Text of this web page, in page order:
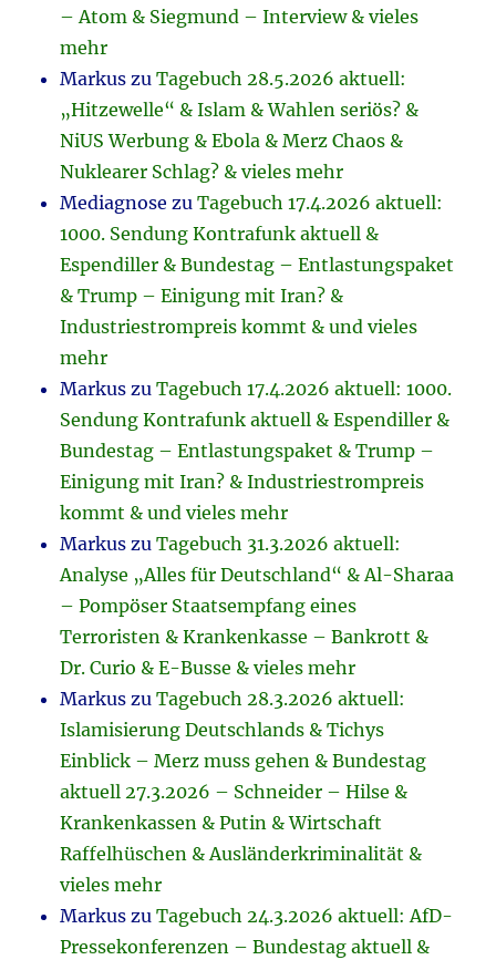
– Atom & Siegmund – Interview & vieles
mehr
Markus zuTagebuch 28.5.2026 aktuell:
„Hitzewelle“ & Islam & Wahlen seriös? &
NiUS Werbung & Ebola & Merz Chaos &
Nuklearer Schlag? & vieles mehr
Mediagnose zuTagebuch 17.4.2026 aktuell:
1000. Sendung Kontrafunk aktuell &
Espendiller & Bundestag – Entlastungspaket
& Trump – Einigung mit Iran? &
Industriestrompreis kommt & und vieles
mehr
Markus zuTagebuch 17.4.2026 aktuell: 1000.
Sendung Kontrafunk aktuell & Espendiller &
Bundestag – Entlastungspaket & Trump –
Einigung mit Iran? & Industriestrompreis
kommt & und vieles mehr
Markus zuTagebuch 31.3.2026 aktuell:
Analyse „Alles für Deutschland“ & Al-Sharaa
– Pompöser Staatsempfang eines
Terroristen & Krankenkasse – Bankrott &
Dr. Curio & E-Busse & vieles mehr
Markus zuTagebuch 28.3.2026 aktuell:
Islamisierung Deutschlands & Tichys
Einblick – Merz muss gehen & Bundestag
aktuell 27.3.2026 – Schneider – Hilse &
Krankenkassen & Putin & Wirtschaft
Raffelhüschen & Ausländerkriminalität &
vieles mehr
Markus zuTagebuch 24.3.2026 aktuell: AfD-
Pressekonferenzen – Bundestag aktuell &